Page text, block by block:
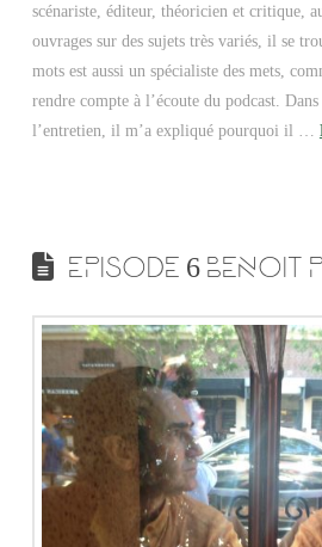
scénariste, éditeur, théoricien et critique,
ouvrages sur des sujets très variés, il se
mots est aussi un spécialiste des mets,
rendre compte à l’écoute du podcast.
l’entretien, il m’a expliqué pourquoi il …
EPISODE 6 BENOIT